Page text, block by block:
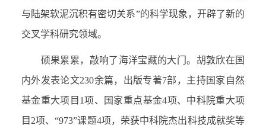
与陆架软泥沉积有密切关系”的科学现象，开辟了新的
交叉学科研究领域。
硕果累累，敲响了海洋宝藏的大门。胡敦欣在国
内外发表论文230余篇，出版专著7部，主持国家自然
基金重大项目 1项、国家重点基金4项、中科院重大项
目 2项、“973”课题4项，荣获中科院杰出科技成就奖等